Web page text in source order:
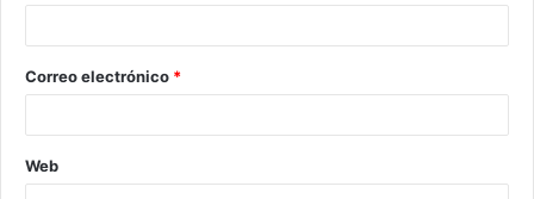
Correo electrónico *
Web